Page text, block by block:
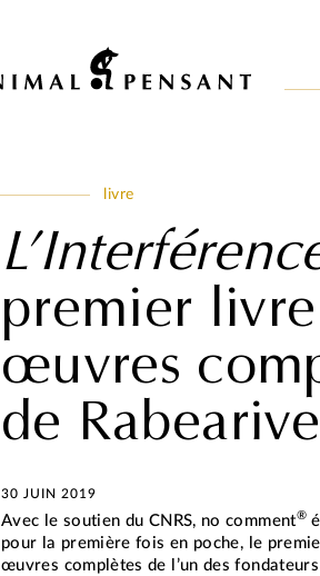
livre
premier
œuvres
de
30 JUIN 2019
Avec le soutien du CNRS, no comment®
pour la première fois en poche, le
œuvres complètes de l’un des